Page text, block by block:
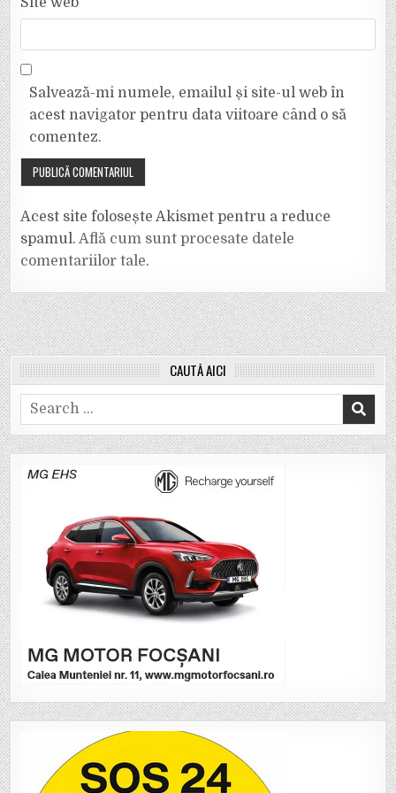
Salvează-mi numele, emailul și site-ul web în
acest navigator pentru data viitoare când o să
comentez.
Acest site folosește Akismet pentru a reduce
spamul.Află cum sunt procesate datele
comentariilor tale.
CAUTĂ AICI
Search
for: